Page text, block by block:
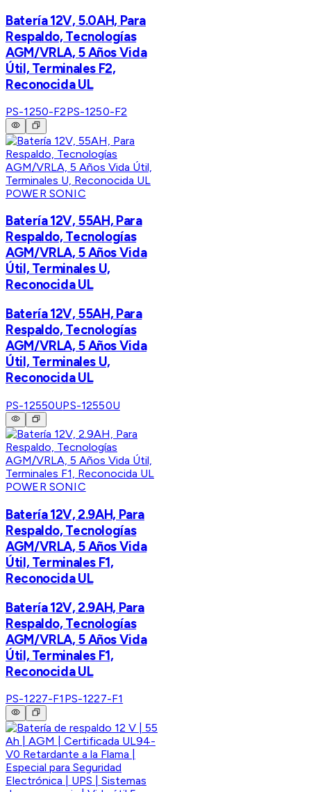
Batería 12V, 5.0AH, Para
Respaldo, Tecnologías
AGM/VRLA, 5 Años Vida
Útil, Terminales F2,
Reconocida UL
PS-1250-F2PS-1250-F2
POWER SONIC
Batería 12V, 55AH, Para
Respaldo, Tecnologías
AGM/VRLA, 5 Años Vida
Útil, Terminales U,
Reconocida UL
Batería 12V, 55AH, Para
Respaldo, Tecnologías
AGM/VRLA, 5 Años Vida
Útil, Terminales U,
Reconocida UL
PS-12550UPS-12550U
POWER SONIC
Batería 12V, 2.9AH, Para
Respaldo, Tecnologías
AGM/VRLA, 5 Años Vida
Útil, Terminales F1,
Reconocida UL
Batería 12V, 2.9AH, Para
Respaldo, Tecnologías
AGM/VRLA, 5 Años Vida
Útil, Terminales F1,
Reconocida UL
PS-1227-F1 PS-1227-F1